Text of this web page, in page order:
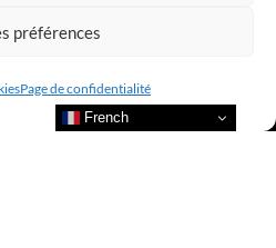
préférences
Page de confidentialité
French